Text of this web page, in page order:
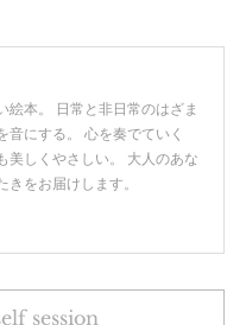
絵本。 日常と非日常のはざま
音にする。 心を奏でていく
美しくやさしい。 大人のあな
をお届けします。
session